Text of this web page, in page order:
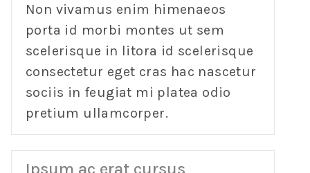
Non vivamus enim himenaeos
porta id morbi montes ut sem
scelerisque in litora id scelerisque
consectetur eget cras hac nascetur
sociis in feugiat mi platea odio
pretium ullamcorper.
Ipsum ac erat cursus